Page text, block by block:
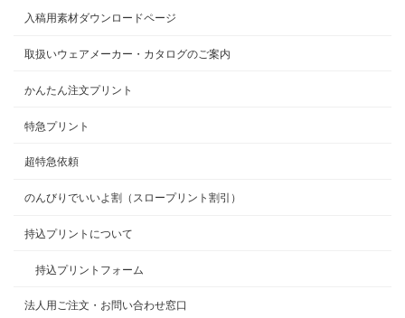
入稿用素材ダウンロードページ
取扱いウェアメーカー・カタログのご案内
かんたん注文プリント
特急プリント
超特急依頼
のんびりでいいよ割（スロープリント割引）
持込プリントについて
持込プリントフォーム
法人用ご注文・お問い合わせ窓口